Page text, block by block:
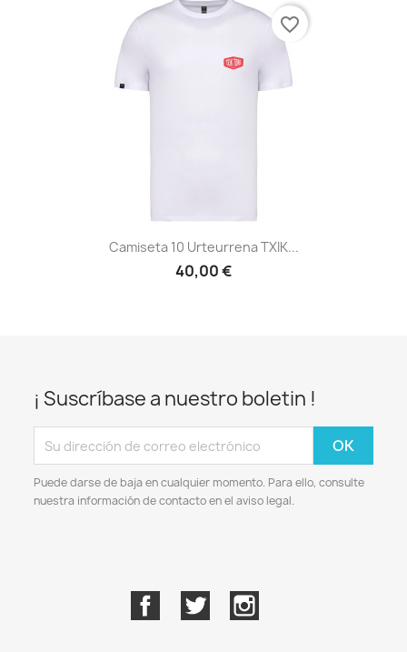
Camiseta 10 Urteurrena TXIK...
40,00 €
favorite_border
¡ Suscríbase a nuestro boletin !
Puede darse de baja en cualquier momento. Para ello, consulte
nuestra información de contacto en el aviso legal.
FacebookTwitter